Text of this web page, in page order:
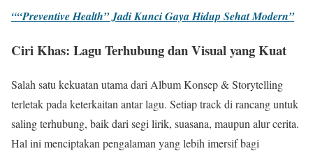
““Preventive Health” Jadi Kunci Gaya Hidup Sehat Modern”
Ciri Khas: Lagu Terhubung dan Visual yang Kuat
Salah satu kekuatan utama dari Album Konsep & Storytelling
terletak pada keterkaitan antar lagu. Setiap track di rancang untuk
saling terhubung, baik dari segi lirik, suasana, maupun alur cerita.
Hal ini menciptakan pengalaman yang lebih imersif bagi